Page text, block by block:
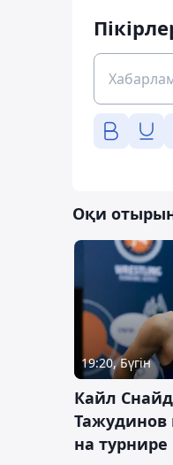
Оқи
19:20, Бүгін
Кайл
Тажудинов
на турнире